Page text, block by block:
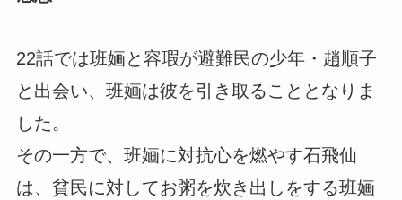
22話では班婳と容瑕が避難民の少年・趙順子
と出会い、班婳は彼を引き取ることとなりま
した。
その一方で、班婳に対抗心を燃やす石飛仙
は、貧民に対してお粥を炊き出しをする班婳